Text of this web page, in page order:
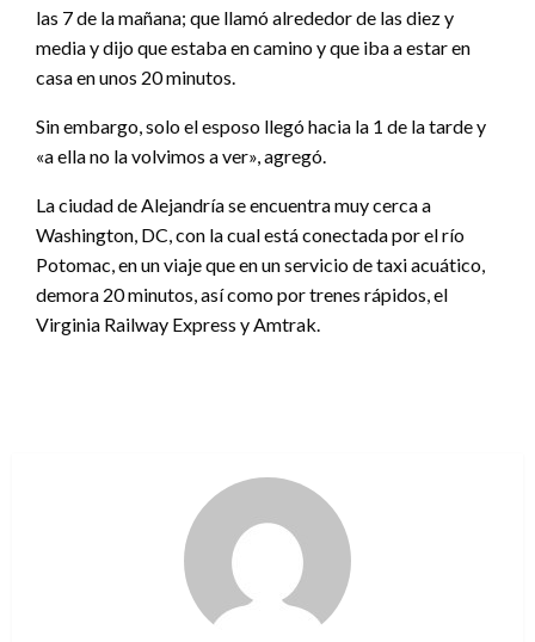
las 7 de la mañana; que llamó alrededor de las diez y
media y dijo que estaba en camino y que iba a estar en
casa en unos 20 minutos.
Sin embargo, solo el esposo llegó hacia la 1 de la tarde y
«a ella no la volvimos a ver», agregó.
La ciudad de Alejandría se encuentra muy cerca a
Washington, DC, con la cual está conectada por el río
Potomac, en un viaje que en un servicio de taxi acuático,
demora 20 minutos, así como por trenes rápidos, el
Virginia Railway Express y Amtrak.